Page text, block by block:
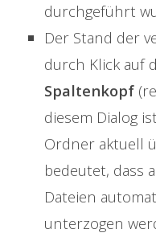
durchgeführt
Der Stand der
durch Klick auf
Spaltenkopf
diesem Dialog
Ordner aktuell
bedeutet, dass
Dateien
unterzogen